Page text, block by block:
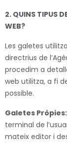
2. QUINS TIPUS
WEB?
Les galetes
directrius de
procedim a
web utilitza, a fi
possible.
Galetes Pròpies:
terminal de
mateix editor i